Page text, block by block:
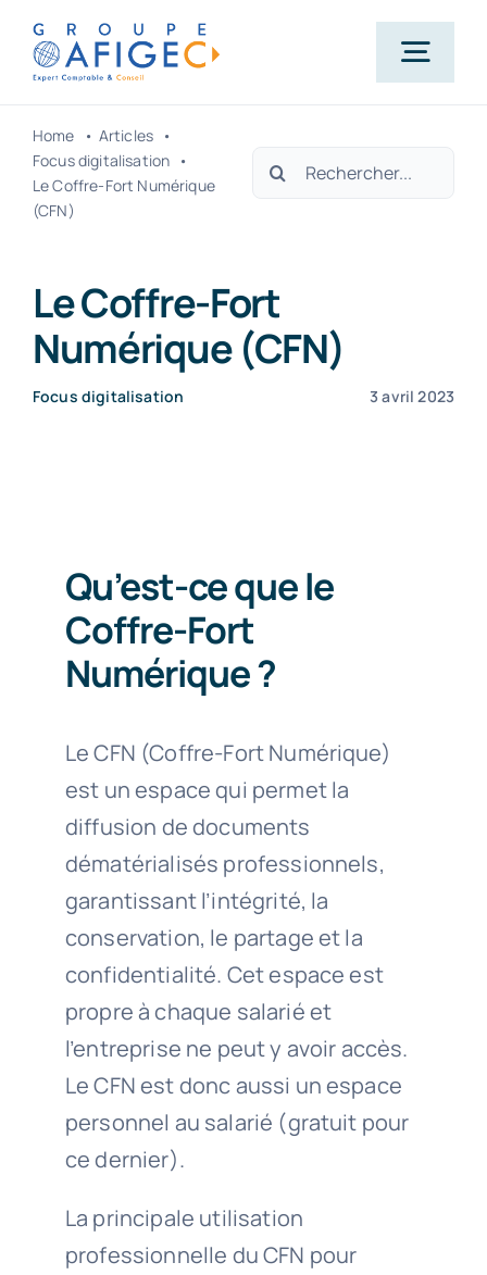
Passer
contenu
Nos métiers
Home
Articles
Focus digitalisation
Le Coffre-Fort Numérique
(CFN)
Rechercher:
Le Coffre-Fort
Numérique (CFN)
Focus digitalisation 3 avril 2023
Qu’est-ce que le
Coffre-Fort
Numérique ?
Le CFN (Coffre-Fort Numérique)
est un espace qui permet la
diffusion de documents
dématérialisés professionnels,
garantissant l’intégrité, la
conservation, le partageet la
confidentialité. Cet espace est
propre à chaque salarié et
l’entreprise ne peut y avoir accès.
Le CFN est donc aussi un espace
personnel au salarié (gratuit pour
ce dernier).
La principale utilisation
professionnelle du CFN pour